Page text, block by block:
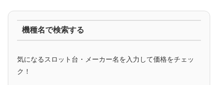
アニメタイアップ
機種名で検索する
気になるスロット台・メーカー名を入力して価格をチェッ
ク！